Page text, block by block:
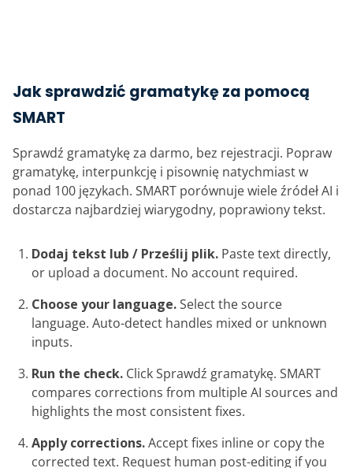
Jak sprawdzić gramatykę za pomocą
SMART
Sprawdź gramatykę za darmo, bez rejestracji. Popraw
gramatykę, interpunkcję i pisownię natychmiast w
ponad 100 językach. SMART porównuje wiele źródeł AI i
dostarcza najbardziej wiarygodny, poprawiony tekst.
Dodaj tekst lub / Prześlij plik. Paste text directly,
or upload a document. No account required.
Choose your language.Select the source
language. Auto-detect handles mixed or unknown
inputs.
Run the check. Click Sprawdź gramatykę. SMART
compares corrections from multiple AI sources and
highlights the most consistent fixes.
Apply corrections.Accept fixes inline or copy the
corrected text. Request human post-editing if you